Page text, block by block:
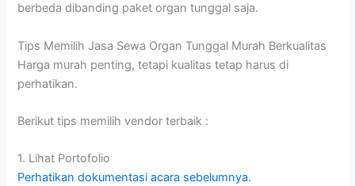
berbeda dibanding paket organ tunggal saja.
Tips Memilih Jasa Sewa Organ Tunggal Murah Berkualitas
Harga murah penting, tetapi kualitas tetap harus di
perhatikan.
Berikut tips memilih vendor terbaik :
1. Lihat Portofolio
Perhatikan dokumentasi acara sebelumnya.